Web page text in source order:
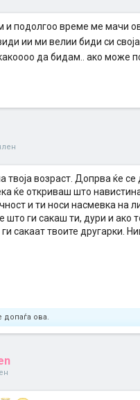
подолгоо време ме мачи
ии ми велии биди си
да бидам.. ако може
твоја возраст. Допрва ќе
ќе откриваш што
и ти носи насмевка на
што ги сакаш ти, дури и ако
сакаат твоите другарки.
допаѓа ова.